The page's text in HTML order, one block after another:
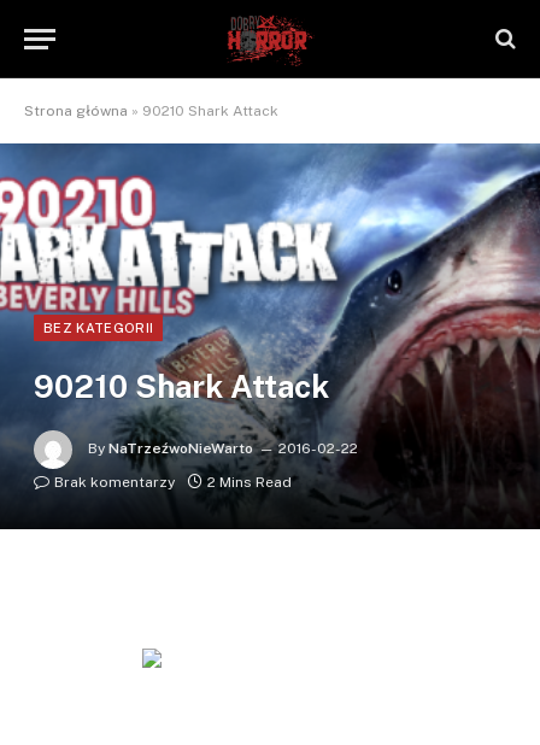
Strona główna » 90210 Shark Attack
BEZ KATEGORII
90210 Shark Attack
By NaTrzeźwoNieWarto
2016-02-22
Brak komentarzy
2 Mins Read